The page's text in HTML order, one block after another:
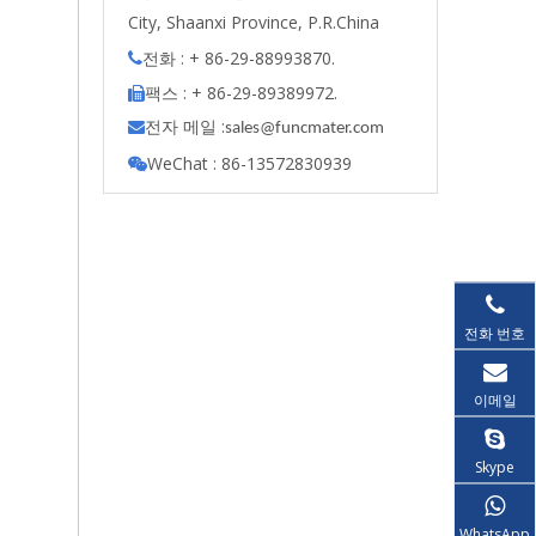
City, Shaanxi Province, P.R.China
전화 : + 86-29-88993870.
팩스 : + 86-29-89389972.
전자 메일 :sales@funcmater.com
WeChat : 86-13572830939
전화 번호
이메일
Skype